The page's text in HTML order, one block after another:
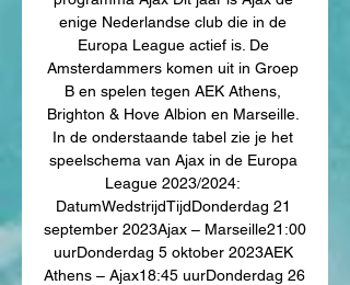
enige Nederlandse club die in de
Europa League actief is. De
Amsterdammers komen uit in Groep
B en spelen tegen AEK Athens,
Brighton & Hove Albion en Marseille.
In de onderstaande tabel zie je het
speelschema van Ajax in de Europa
League 2023/2024:
DatumWedstrijdTijdDonderdag 21
september 2023Ajax – Marseille21:00
uurDonderdag 5 oktober 2023AEK
Athens – Ajax18:45 uurDonderdag 26